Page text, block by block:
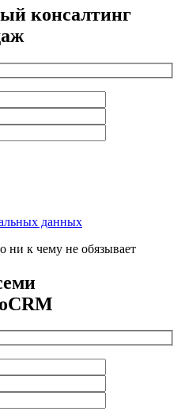
консалтинг
данных
ни к чему не обязывает